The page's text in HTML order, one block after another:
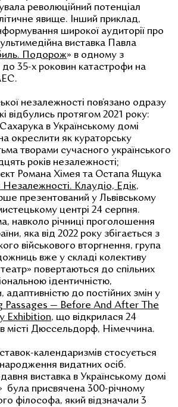
революційний потенціал
явище. Інший приклад,
широкої аудиторії про
виставка Павла
Подорож» в одному з
до 35-х роковин катастрофи на
незалежності пов’язано одразу
відбулись протягом 2021 року:
в Українському домі
окреслити як кураторську
творами сучасного українського
років незалежності;
Романа Хімея та Остапа Ящука
Клаудіо, Едік,
презентований у Львівському
центрі 24 серпня.
навколо річниці проголошення
яка від 2022 року збігається з
військового вторгнення, група
вже у складі колективу
повертаються до спільних
ідентичністю,
адаптивністю до постійних змін у
Passages — Before And After The
Exhibition, що відкрилася 24
місті Дюссельдорф, Німеччина.
календаризмів стосується
народження видатних осіб.
виставка в Українському домі
була присвячена 300-річному
філософа, який відзначали 3